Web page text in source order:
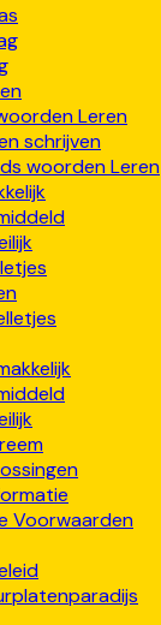
Leren
schrijven
woorden Leren
Voorwaarden